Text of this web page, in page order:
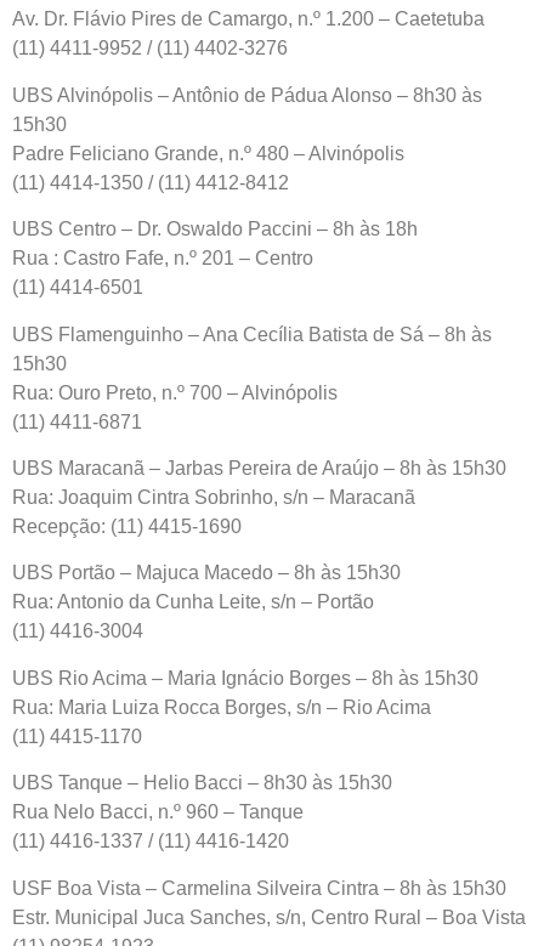
Av. Dr. Flávio Pires de Camargo, n.º 1.200 – Caetetuba
(11) 4411-9952 / (11) 4402-3276
UBS Alvinópolis – Antônio de Pádua Alonso – 8h30 às
15h30
Padre Feliciano Grande, n.º 480 – Alvinópolis
(11) 4414-1350 / (11) 4412-8412
UBS Centro – Dr. Oswaldo Paccini – 8h às 18h
Rua : Castro Fafe, n.º 201 – Centro
(11) 4414-6501
UBS Flamenguinho – Ana Cecília Batista de Sá – 8h às
15h30
Rua: Ouro Preto, n.º 700 – Alvinópolis
(11) 4411-6871
UBS Maracanã – Jarbas Pereira de Araújo – 8h às 15h30
Rua: Joaquim Cintra Sobrinho, s/n – Maracanã
Recepção: (11) 4415-1690
UBS Portão – Majuca Macedo – 8h às 15h30
Rua: Antonio da Cunha Leite, s/n – Portão
(11) 4416-3004
UBS Rio Acima – Maria Ignácio Borges – 8h às 15h30
Rua: Maria Luiza Rocca Borges, s/n – Rio Acima
(11) 4415-1170
UBS Tanque – Helio Bacci – 8h30 às 15h30
Rua Nelo Bacci, n.º 960 – Tanque
(11) 4416-1337 / (11) 4416-1420
USF Boa Vista – Carmelina Silveira Cintra – 8h às 15h30
Estr. Municipal Juca Sanches, s/n, Centro Rural – Boa Vista